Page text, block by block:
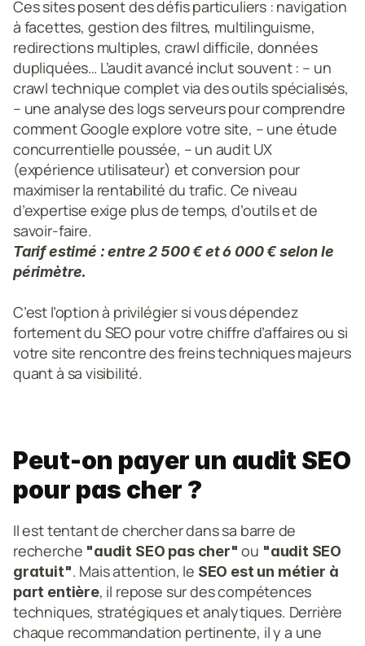
Ces sites posent des défis particuliers : navigation
à facettes, gestion des filtres, multilinguisme,
redirections multiples, crawl difficile, données
dupliquées… L’audit avancé inclut souvent : – un
crawl technique complet via des outils spécialisés,
– une analyse des logs serveurs pour comprendre
comment Google explore votre site, – une étude
concurrentielle poussée, – un audit UX
(expérience utilisateur) et conversion pour
maximiser la rentabilité du trafic. Ce niveau
d’expertise exige plus de temps, d’outils et de
savoir-faire.
Tarif estimé : entre 2 500 € et 6 000 € selon le
périmètre.
C’est l’option à privilégier si vous dépendez
fortement du SEO pour votre chiffre d’affaires ou si
votre site rencontre des freins techniques majeurs
quant à sa visibilité.
Peut-on payer un audit SEO
pour pas cher ?
Il est tentant de chercher dans sa barre de
recherche "audit SEO pas cher" ou "audit SEO
gratuit". Mais attention, le SEO est un métier à
part entière, il repose sur des compétences
techniques, stratégiques et analytiques. Derrière
chaque recommandation pertinente, il y a une